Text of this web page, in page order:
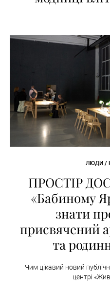
ЛЮДИ /
ПРОСТІР
«Бабиному
знати
присвячений
та
Чим цікавий новий
центрі